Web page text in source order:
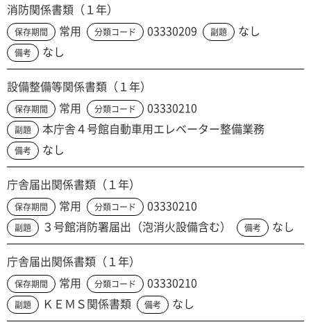
消防関係書類（１年）
保存期間 常用 分類コード 03330209 副題 なし
備考 なし
設備整備等関係書類（１年）
保存期間 常用 分類コード 03330210
副題 本庁舎４号館自動車用エレベーター整備業務
備考 なし
庁舎届出関係書類（１年）
保存期間 常用 分類コード 03330210
副題 ３号館消防署届出（泡消火設備含む） 備考 なし
庁舎届出関係書類（１年）
保存期間 常用 分類コード 03330210
副題 ＫＥＭＳ関係書類 備考 なし